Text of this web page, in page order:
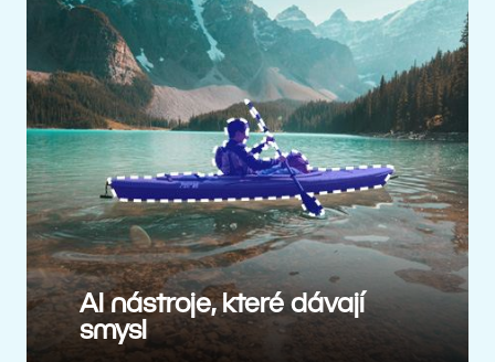
AI nástroje, které dávají
smysl